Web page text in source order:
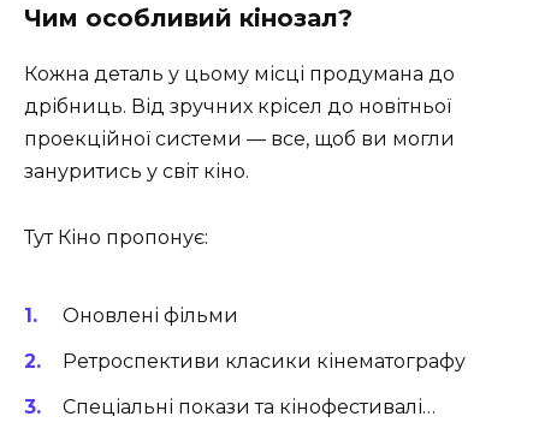
Чим особливий кінозал?
Кожна деталь у цьому місці продумана до
дрібниць. Від зручних крісел до новітньої
проекційної системи — все, щоб ви могли
зануритись у світ кіно.
Тут Кіно пропонує:
Оновлені фільми
Ретроспективи класики кінематографу
Спеціальні покази та кінофестивалі…